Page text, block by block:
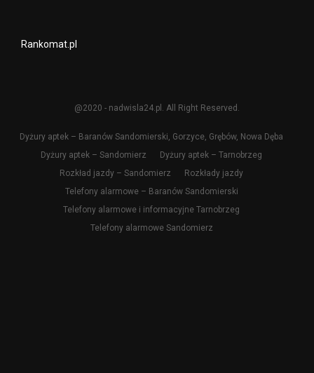
Rankomat.pl
@2020 - nadwisla24.pl. All Right Reserved.
Dyżury aptek – Baranów Sandomierski, Gorzyce, Grębów, Nowa Dęba
Dyżury aptek – Sandomierz
Dyżury aptek – Tarnobrzeg
Rozkład jazdy – Sandomierz
Rozkłady jazdy
Telefony alarmowe – Baranów Sandomierski
Telefony alarmowe i informacyjne Tarnobrzeg
Telefony alarmowe Sandomierz